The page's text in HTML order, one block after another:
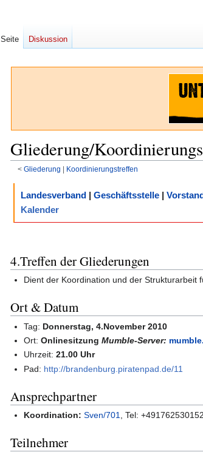
Gliederung/
< Gliederung ‎ | Koordinierungstreffen
springen
springen
Landesverband | Geschäftsstelle |
Kalender
4.Treffen der Gliederungen
Dient der Koordination und der Strukturarbeit
Ort & Datum
Tag: Donnerstag, 4.November 2010
Ort:OnlinesitzungMumble-Server:
Uhrzeit:21.00 Uhr
Pad: http://brandenburg.piratenpad.de/11
Ansprechpartner
Koordination: Sven/701 , Tel:
Teilnehmer
Seite Diskussion